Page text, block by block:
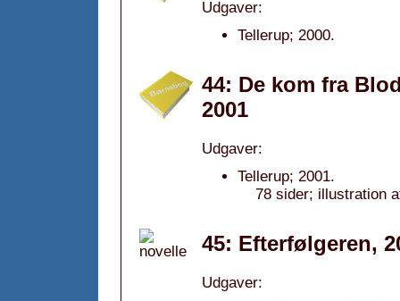
Udgaver:
Tellerup; 2000.
44: De kom fra
2001
Udgaver:
Tellerup; 2001.
78 sider; illustration
45: Efterfølgeren,
Udgaver: